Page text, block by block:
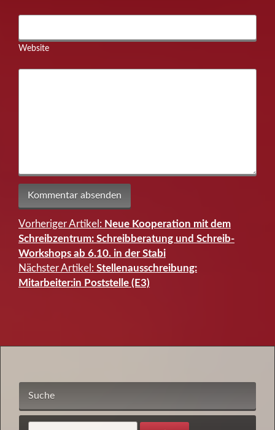
Website
Beitragsnavigation
Vorheriger Artikel: Neue Kooperation mit dem
Schreibzentrum: Schreibberatung und Schreib-
Workshops ab 6.10. in der Stabi
Nächster Artikel: Stellenausschreibung:
Mitarbeiter:in Poststelle (E3)
Suche